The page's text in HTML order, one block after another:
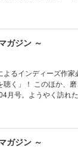
くめいきんぐ『フィエ
一『鉄研でいず３』
ない街』〈小説〉 誰
鎖された町で起きた
●魅上満〈表紙イラス
ガジン ～
るインディーズ作家
磨き上げ
月号。ようやく訪れ
康之固有正弦波『拡張
情報収集術』〈編集
〉 例のＳＦコメディ
継ぐ種族の牙と爪に
ガジン ～